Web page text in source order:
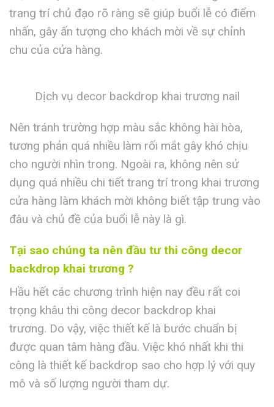
trang trí chủ đạo rõ ràng sẽ giúp buổi lễ có điểm
nhấn, gây ấn tượng cho khách mời về sự chỉnh
chu của cửa hàng.
Dịch vụ decor backdrop khai trương nail
Nên tránh trường hợp màu sắc không hài hòa,
tương phản quá nhiều làm rối mắt gây khó chịu
cho người nhìn trong. Ngoài ra, không nên sử
dụng quá nhiều chi tiết trang trí trong khai trương
cửa hàng làm khách mời không biết tập trung vào
đâu và chủ đề của buổi lễ này là gì.
Tại sao chúng ta nên đầu tư thi công decor
backdrop khai trương ?
Hầu hết các chương trình hiện nay đều rất coi
trọng khâu thi công decor backdrop khai
trương. Do vậy, việc thiết kế là bước chuẩn bị
được quan tâm hàng đầu. Việc khó nhất khi thi
công là thiết kế backdrop sao cho hợp lý với quy
mô và số lượng người tham dự.